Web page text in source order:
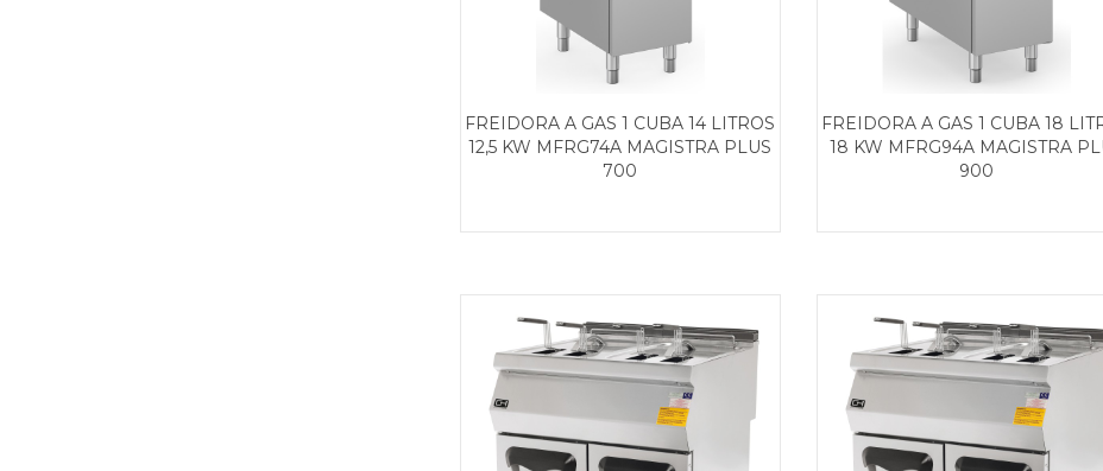
FREIDORA A GAS 1 CUBA 14 LITROS
12,5 KW MFRG74A MAGISTRA PLUS
700
FREIDORA A GAS 1 CUBA 18
18 KW MFRG94A MAGISTRA
900